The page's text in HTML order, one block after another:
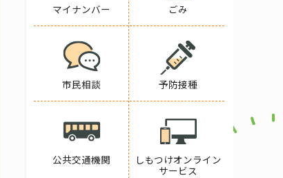
マイナンバー ごみ
市民相談 予防接種
公共交通機関
しもつけオンライン
サービス